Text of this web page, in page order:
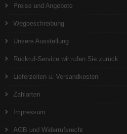
Preise und Angebote
Wegbeschreibung
Unsere Ausstellung
Rückruf-Service wir rufen Sie zurück
Lieferzeiten u. Versandkosten
Zahlarten
Impressum
AGB und Widerrufsrecht